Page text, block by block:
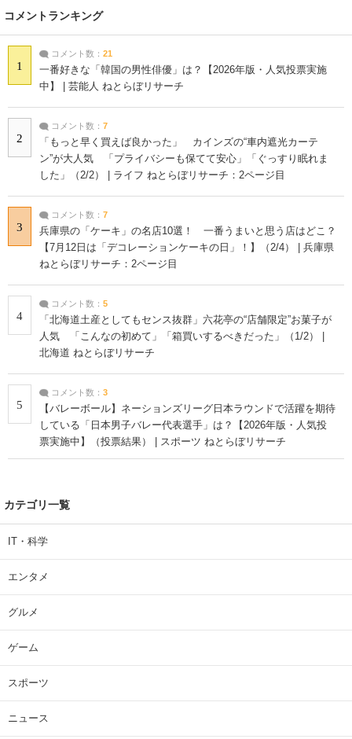
コメントランキング
1
コメント数： 21
一番好きな「韓国の男性俳優」は？【2026年版・人気投票実施
中】 | 芸能人 ねとらぼリサーチ
2
コメント数： 7
「もっと早く買えば良かった」 カインズの“車内遮光カーテ
ン”が大人気 「プライバシーも保てて安心」「ぐっすり眠れま
した」（2/2） | ライフ ねとらぼリサーチ：2ページ目
3
コメント数： 7
兵庫県の「ケーキ」の名店10選！ 一番うまいと思う店はどこ？
【7月12日は「デコレーションケーキの日」！】（2/4） | 兵庫県
ねとらぼリサーチ：2ページ目
4
コメント数： 5
「北海道土産としてもセンス抜群」六花亭の“店舗限定”お菓子が
人気 「こんなの初めて」「箱買いするべきだった」（1/2） |
北海道 ねとらぼリサーチ
5
コメント数： 3
【バレーボール】ネーションズリーグ日本ラウンドで活躍を期待
している「日本男子バレー代表選手」は？【2026年版・人気投
票実施中】（投票結果） | スポーツ ねとらぼリサーチ
カテゴリ一覧
IT・科学
エンタメ
グルメ
ゲーム
スポーツ
ニュース